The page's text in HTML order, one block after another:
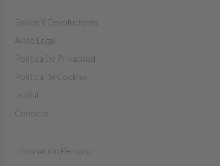
Envíos Y Devoluciones
Aviso Legal
Política De Privacidad
Política De Cookies
Truffal
Contacto
Información Personal